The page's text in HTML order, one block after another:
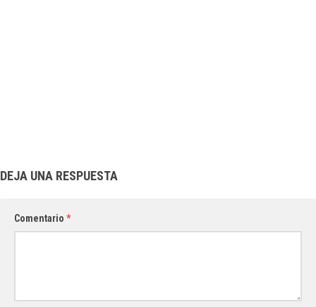
DEJA UNA RESPUESTA
Comentario *